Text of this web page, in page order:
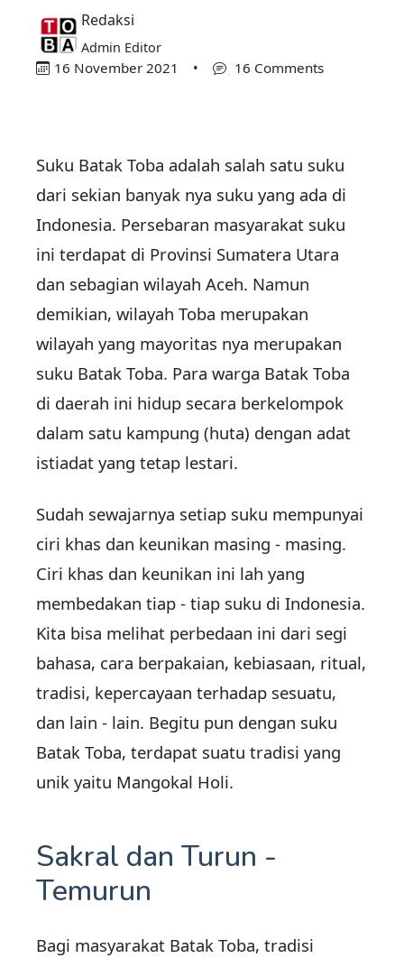
Redaksi
Admin Editor
16 November 2021 • 16 Comments
Suku Batak Toba adalah salah satu suku
dari sekian banyak nya suku yang ada di
Indonesia. Persebaran masyarakat suku
ini terdapat di Provinsi Sumatera Utara
dan sebagian wilayah Aceh. Namun
demikian, wilayah Toba merupakan
wilayah yang mayoritas nya merupakan
suku Batak Toba. Para warga Batak Toba
di daerah ini hidup secara berkelompok
dalam satu kampung (huta) dengan adat
istiadat yang tetap lestari.
Sudah sewajarnya setiap suku mempunyai
ciri khas dan keunikan masing - masing.
Ciri khas dan keunikan ini lah yang
membedakan tiap - tiap suku di Indonesia.
Kita bisa melihat perbedaan ini dari segi
bahasa, cara berpakaian, kebiasaan, ritual,
tradisi, kepercayaan terhadap sesuatu,
dan lain - lain. Begitu pun dengan suku
Batak Toba, terdapat suatu tradisi yang
unik yaitu Mangokal Holi.
Sakral dan Turun -
Temurun
Bagi masyarakat Batak Toba, tradisi